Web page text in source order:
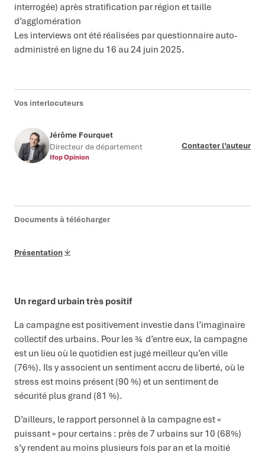
interrogée) après stratification par région et taille
d’agglomération
Les interviews ont été réalisées par questionnaire auto-
administré en ligne du 16 au 24 juin 2025.
Vos interlocuteurs
Jérôme Fourquet
Directeur de département
Ifop Opinion
Contacter l’auteur
Documents à télécharger
Présentation
Un regard urbain très positif
La campagne est positivement investie dans l’imaginaire
collectif des urbains. Pour les ¾ d’entre eux, la campagne
est un lieu où le quotidien est jugé meilleur qu’en ville
(76%). Ils y associent un sentiment accru de liberté, où le
stress est moins présent (90 %) et un sentiment de
sécurité plus grand (81 %).
D’ailleurs, le rapport personnel à la campagne est «
puissant » pour certains : près de 7 urbains sur 10 (68%)
s’y rendent au moins plusieurs fois par an et la moitié